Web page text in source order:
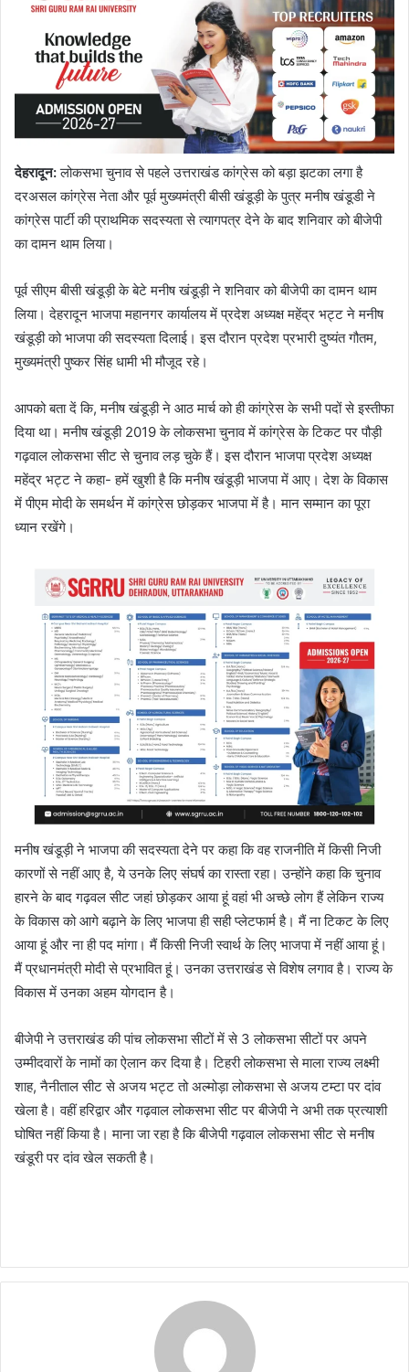
देहरादून:लोकसभा चुनाव से पहले उत्तराखंड कांग्रेस को बड़ा झटका लगा है
दरअसल कांग्रेस नेता और पूर्व मुख्यमंत्री बीसी खंडूड़ी के पुत्र मनीष खंडूडी ने
कांग्रेस पार्टी की प्राथमिक सदस्यता से त्यागपत्र देने के बाद शनिवार को बीजेपी
का दामन थाम लिया।
पूर्व सीएम बीसी खंडूड़ी के बेटे मनीष खंडूड़ी ने शनिवार को बीजेपी का दामन थाम
लिया। देहरादून भाजपा महानगर कार्यालय में प्रदेश अध्यक्ष महेंद्र भट्ट ने मनीष
खंडूड़ी को भाजपा की सदस्यता दिलाई। इस दौरान प्रदेश प्रभारी दुष्यंत गौतम,
मुख्यमंत्री पुष्कर सिंह धामी भी मौजूद रहे।
आपको बता दें कि, मनीष खंडूड़ी ने आठ मार्च को ही कांग्रेस के सभी पदों से इस्तीफा
दिया था। मनीष खंडूड़ी 2019 के लोकसभा चुनाव में कांग्रेस के टिकट पर पौड़ी
गढ़वाल लोकसभा सीट से चुनाव लड़ चुके हैं। इस दौरान भाजपा प्रदेश अध्यक्ष
महेंद्र भट्ट ने कहा- हमें खुशी है कि मनीष खंडूड़ी भाजपा में आए। देश के विकास
में पीएम मोदी के समर्थन में कांग्रेस छोड़कर भाजपा में है। मान सम्मान का पूरा
ध्यान रखेंगे।
मनीष खंडूड़ी ने भाजपा की सदस्यता देने पर कहा कि वह राजनीति में किसी निजी
कारणों से नहीं आए है, ये उनके लिए संघर्ष का रास्ता रहा। उन्होंने कहा कि चुनाव
हारने के बाद गढ़वल सीट जहां छोड़कर आया हूं वहां भी अच्छे लोग हैं लेकिन राज्य
के विकास को आगे बढ़ाने के लिए भाजपा ही सही प्लेटफार्म है। मैं ना टिकट के लिए
आया हूं और ना ही पद मांगा। मैं किसी निजी स्वार्थ के लिए भाजपा में नहीं आया हूं।
मैं प्रधानमंत्री मोदी से प्रभावित हूं। उनका उत्तराखंड से विशेष लगाव है। राज्य के
विकास में उनका अहम योगदान है।
बीजेपी ने उत्तराखंड की पांच लोकसभा सीटों में से 3 लोकसभा सीटों पर अपने
उम्मीदवारों के नामों का ऐलान कर दिया है। टिहरी लोकसभा से माला राज्य लक्ष्मी
शाह, नैनीताल सीट से अजय भट्ट तो अल्मोड़ा लोकसभा से अजय टम्टा पर दांव
खेला है। वहीं हरिद्वार और गढ़वाल लोकसभा सीट पर बीजेपी ने अभी तक प्रत्याशी
घोषित नहीं किया है। माना जा रहा है कि बीजेपी गढ़वाल लोकसभा सीट से मनीष
खंडूरी पर दांव खेल सकती है।